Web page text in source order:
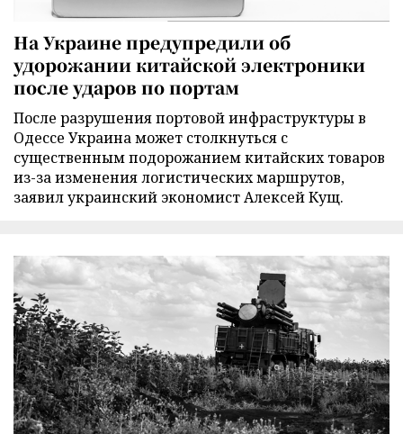
На Украине предупредили об
удорожании китайской электроники
после ударов по портам
После разрушения портовой инфраструктуры в
Одессе Украина может столкнуться с
существенным подорожанием китайских товаров
из-за изменения логистических маршрутов,
заявил украинский экономист Алексей Кущ.